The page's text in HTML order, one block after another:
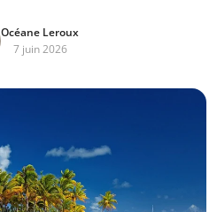
Océane Leroux
7 juin 2026